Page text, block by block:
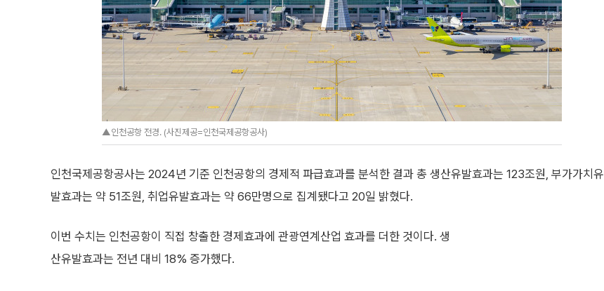
▲인천공항 전경. (사진제공=인천국제공항공사)
인천국제공항공사는 2024년 기준 인천공항의 경제적 파급효과를 분석한 결과 총 생산유발효과는 123조원, 부가가치유
발효과는 약 51조원, 취업유발효과는 약 66만명으로 집계됐다고 20일 밝혔다.
이번 수치는 인천공항이 직접 창출한 경제효과에 관광연계산업 효과를 더한 것이다. 생
산유발효과는 전년 대비 18% 증가했다.